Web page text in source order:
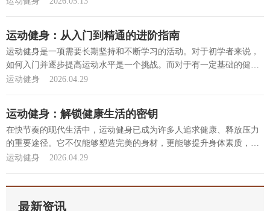
运动健身：从入门到精通的进阶指南
运动健身是一项需要长期坚持和不断学习的活动。对于初学者来说，
如何入门并逐步提高运动水平是一个挑战。而对于有一定基础的健
身...[详细]
运动健身 2026.04.29
运动健身：解锁健康生活的密钥
在快节奏的现代生活中，运动健身已成为许多人追求健康、释放压力
的重要途径。它不仅能够塑造完美的身材，更能够提升身体素质，
增...[详细]
运动健身 2026.04.29
最新资讯